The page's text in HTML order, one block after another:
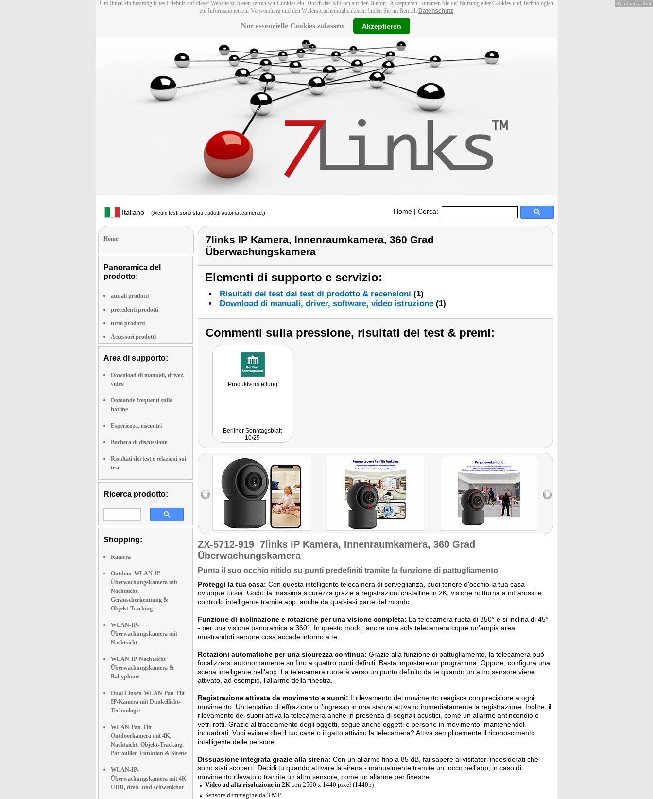
Um Ihnen ein bestmögliches Erlebnis auf dieser Website zu bieten setzen wir Cookies ein. Durch das Klicken auf den Button "Akzeptieren" stimmen Sie der Nutzung aller Cookies und Technologien
zu. Informationen zur Verwendung und den Widerspruchsmöglichkeiten finden Sie im Bereich Datenschutz
Nur essenzielle Cookies zulassen Akzeptieren
Italiano (Alcuni testi sono stati tradotti automaticamente.) Home | Cerca:
Home
Panoramica del
prodotto:
attuali prodotti
precedenti prodotti
tutto prodotti
Accessori prodotti
Area di supporto:
Download di manuali, driver,
video
Domande frequenti sulla
hotline
Esperienza, riscontri
Bacheca di discussione
Risultati dei test e relazioni sui
test
Ricerca prodotto:
Shopping:
Kamera
Outdoor-WLAN-IP-
Überwachungskamera mit
Nachtsicht,
Geräuscherkennung &
Objekt-Tracking
WLAN-IP-
Überwachungskamera mit
Nachtsicht
WLAN-IP-Nachtsicht-
Überwachungskamera &
Babyphone
Dual-Linsen-WLAN-Pan-Tilt-
IP-Kamera mit Dunkellicht-
Technologie
WLAN-Pan-Tilt-
Outdoorkamera mit 4K,
Nachtsicht, Objekt-Tracking,
Patrouillen-Funktion & Sirene
WLAN-IP-
Überwachungskamera mit 4K
UHD, dreh- und schwenkbar
7links IP Kamera, Innenraumkamera, 360 Grad
Überwachungskamera
Elementi di supporto e servizio:
Risultati dei test dai test di prodotto & recensioni (1)
Download di manuali, driver, software, video istruzione (1)
Commenti sulla pressione, risultati dei test & premi:
Produktvorstellung
Berliner Sonntagsblatt
10/25
ZX-5712-919 7links IP Kamera, Innenraumkamera, 360 Grad
Überwachungskamera
Punta il suo occhio nitido su punti predefiniti tramite la funzione di pattugliamento
Proteggi la tua casa: Con questa intelligente telecamera di sorveglianza, puoi tenere d'occhio la tua casa
ovunque tu sia. Goditi la massima sicurezza grazie a registrazioni cristalline in 2K, visione notturna a infrarossi e
controllo intelligente tramite app, anche da qualsiasi parte del mondo.
Funzione di inclinazione e rotazione per una visione completa: La telecamera ruota di 350° e si inclina di 45°
- per una visione panoramica a 360°. In questo modo, anche una sola telecamera copre un'ampia area,
mostrandoti sempre cosa accade intorno a te.
Rotazioni automatiche per una sicurezza continua: Grazie alla funzione di pattugliamento, la telecamera può
focalizzarsi autonomamente su fino a quattro punti definiti. Basta impostare un programma. Oppure, configura una
scena intelligente nell'app. La telecamera ruoterà verso un punto definito da te quando un altro sensore viene
attivato, ad esempio, l'allarme della finestra.
Registrazione attivata da movimento e suoni: Il rilevamento del movimento reagisce con precisione a ogni
movimento. Un tentativo di effrazione o l'ingresso in una stanza attivano immediatamente la registrazione. Inoltre, il
rilevamento dei suoni attiva la telecamera anche in presenza di segnali acustici, come un allarme antincendio o
vetri rotti. Grazie al tracciamento degli oggetti, segue anche oggetti e persone in movimento, mantenendoli
inquadrati. Vuoi evitare che il tuo cane o il gatto attivino la telecamera? Attiva semplicemente il riconoscimento
intelligente delle persone.
Dissuasione integrata grazie alla sirena: Con un allarme fino a 85 dB, fai sapere ai visitatori indesiderati che
sono stati scoperti. Decidi tu quando attivare la sirena - manualmente tramite un tocco nell'app, in caso di
movimento rilevato o tramite un altro sensore, come un allarme per finestre.
Video ad alta risoluzione in 2K con 2560 x 1440 pixel (1440p)
Sensore d'immagine da 3 MP
Hy-phen-a-tion